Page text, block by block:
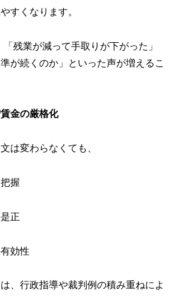
すくなります。
残業が減って手取りが下がった」
が続くのか」といった声が増えるこ
金の厳格化
は変わらなくても、
握
正
効性
、行政指導や裁判例の積み重ねによ